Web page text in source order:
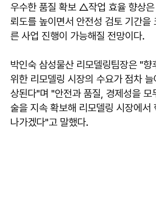
우수한 품질 확보 △작업 효율 향상
뢰도를 높이면서 안전성 검토 기간을
른 사업 진행이 가능해질 전망이다.
박인숙 삼성물산 리모델링팀장은 "향
위한 리모델링 시장의 수요가 점차 늘
상된다"며 "안전과 품질, 경제성을 모
술을 지속 확보해 리모델링 시장에서
나가겠다"고 말했다.